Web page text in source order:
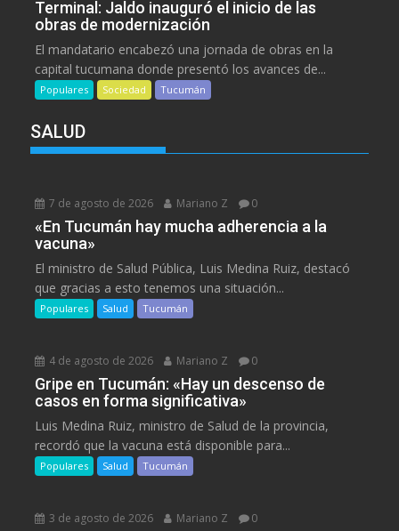
Terminal: Jaldo inauguró el inicio de las
obras de modernización
El mandatario encabezó una jornada de obras en la
capital tucumana donde presentó los avances de...
Populares Sociedad Tucumán
SALUD
7 de agosto de 2026 Mariano Z 0
«En Tucumán hay mucha adherencia a la
vacuna»
El ministro de Salud Pública, Luis Medina Ruiz, destacó
que gracias a esto tenemos una situación...
Populares Salud Tucumán
4 de agosto de 2026 Mariano Z 0
Gripe en Tucumán: «Hay un descenso de
casos en forma significativa»
Luis Medina Ruiz, ministro de Salud de la provincia,
recordó que la vacuna está disponible para...
Populares Salud Tucumán
3 de agosto de 2026 Mariano Z 0